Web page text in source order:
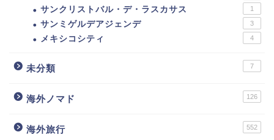
サンクリストバル・デ・ラスカサス 1
サンミゲルデアジェンデ 3
メキシコシティ 4
未分類 7
海外ノマド 126
海外旅行 552